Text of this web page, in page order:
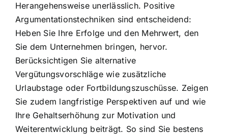
Herangehensweise unerlässlich. Positive
Argumentationstechniken sind entscheidend:
Heben Sie Ihre Erfolge und den Mehrwert, den
Sie dem Unternehmen bringen, hervor.
Berücksichtigen Sie alternative
Vergütungsvorschläge wie zusätzliche
Urlaubstage oder Fortbildungszuschüsse. Zeigen
Sie zudem langfristige Perspektiven auf und wie
Ihre Gehaltserhöhung zur Motivation und
Weiterentwicklung beiträgt. So sind Sie bestens